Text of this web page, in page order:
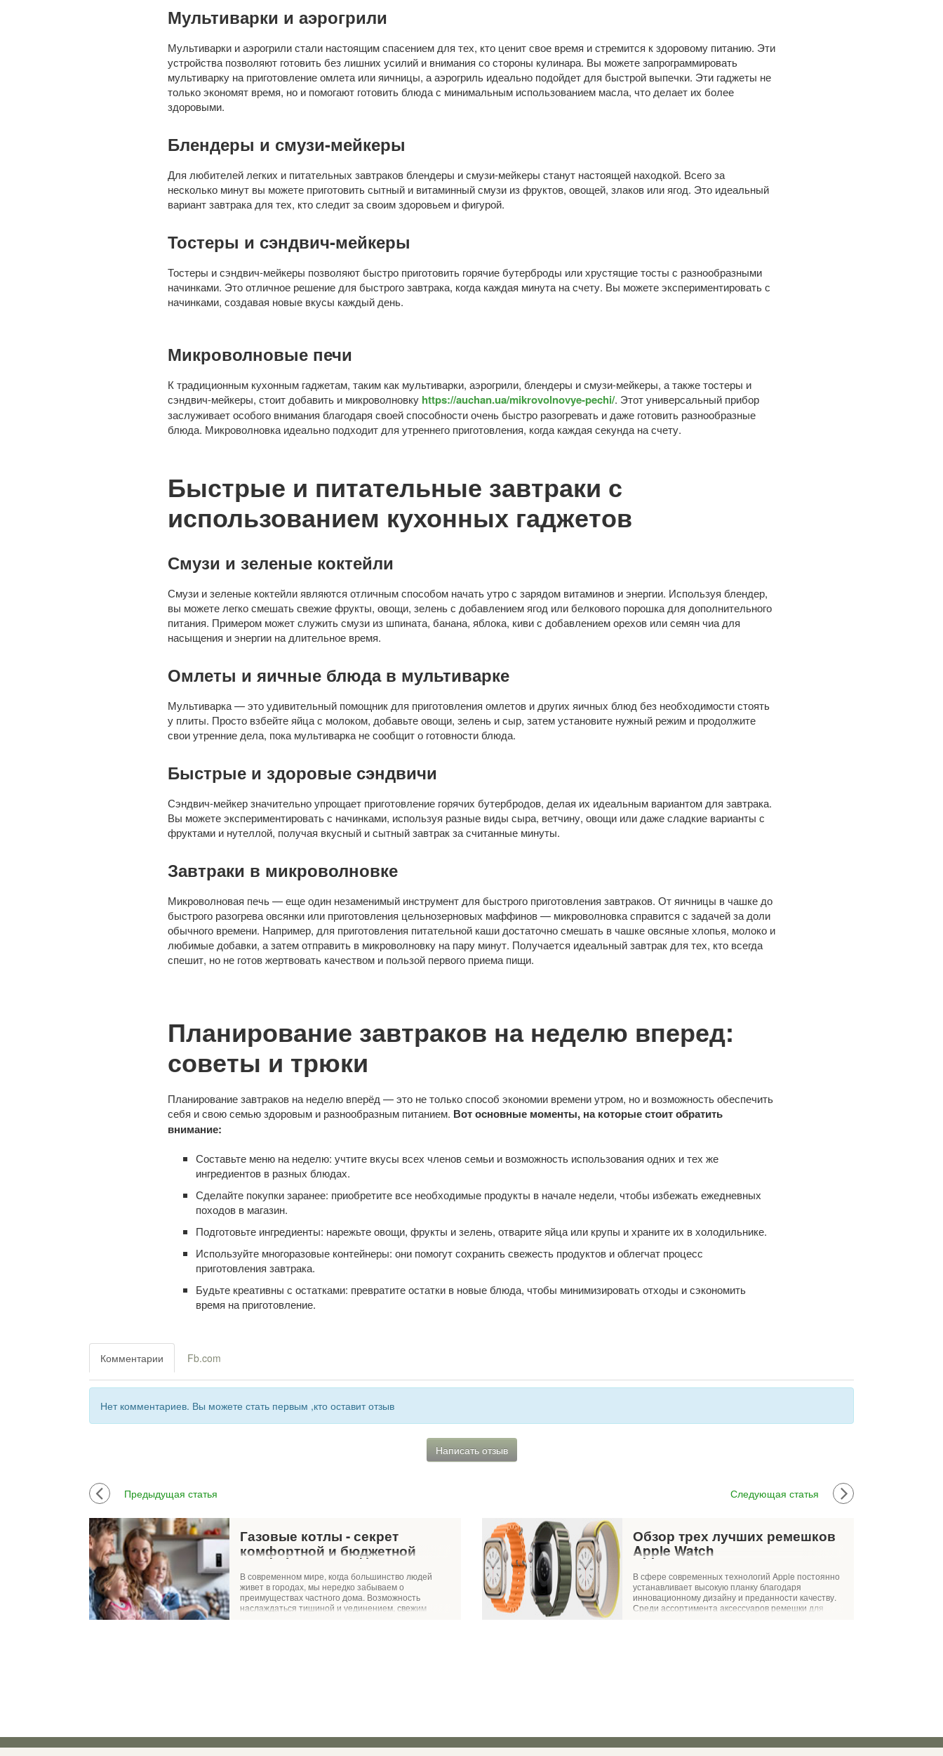
Мультиварки и аэрогрили
Мультиварки и аэрогрили стали настоящим спасением для тех, кто ценит свое время и стремится к здоровому питанию. Эти
устройства позволяют готовить без лишних усилий и внимания со стороны кулинара. Вы можете запрограммировать
мультиварку на приготовление омлета или яичницы, а аэрогриль идеально подойдет для быстрой выпечки. Эти гаджеты не
только экономят время, но и помогают готовить блюда с минимальным использованием масла, что делает их более
здоровыми.
Блендеры и смузи-мейкеры
Для любителей легких и питательных завтраков блендеры и смузи-мейкеры станут настоящей находкой. Всего за
несколько минут вы можете приготовить сытный и витаминный смузи из фруктов, овощей, злаков или ягод. Это идеальный
вариант завтрака для тех, кто следит за своим здоровьем и фигурой.
Тостеры и сэндвич-мейкеры
Тостеры и сэндвич-мейкеры позволяют быстро приготовить горячие бутерброды или хрустящие тосты с разнообразными
начинками. Это отличное решение для быстрого завтрака, когда каждая минута на счету. Вы можете экспериментировать с
начинками, создавая новые вкусы каждый день.
Микроволновые печи
К традиционным кухонным гаджетам, таким как мультиварки, аэрогрили, блендеры и смузи-мейкеры, а также тостеры и
сэндвич-мейкеры, стоит добавить и микроволновку https://auchan.ua/mikrovolnovye-pechi/. Этот универсальный прибор
заслуживает особого внимания благодаря своей способности очень быстро разогревать и даже готовить разнообразные
блюда. Микроволновка идеально подходит для утреннего приготовления, когда каждая секунда на счету.
Быстрые и питательные завтраки с
использованием кухонных гаджетов
Смузи и зеленые коктейли
Смузи и зеленые коктейли являются отличным способом начать утро с зарядом витаминов и энергии. Используя блендер,
вы можете легко смешать свежие фрукты, овощи, зелень с добавлением ягод или белкового порошка для дополнительного
питания. Примером может служить смузи из шпината, банана, яблока, киви с добавлением орехов или семян чиа для
насыщения и энергии на длительное время.
Омлеты и яичные блюда в мультиварке
Мультиварка — это удивительный помощник для приготовления омлетов и других яичных блюд без необходимости стоять
у плиты. Просто взбейте яйца с молоком, добавьте овощи, зелень и сыр, затем установите нужный режим и продолжите
свои утренние дела, пока мультиварка не сообщит о готовности блюда.
Быстрые и здоровые сэндвичи
Сэндвич-мейкер значительно упрощает приготовление горячих бутербродов, делая их идеальным вариантом для завтрака.
Вы можете экспериментировать с начинками, используя разные виды сыра, ветчину, овощи или даже сладкие варианты с
фруктами и нутеллой, получая вкусный и сытный завтрак за считанные минуты.
Завтраки в микроволновке
Микроволновая печь — еще один незаменимый инструмент для быстрого приготовления завтраков. От яичницы в чашке до
быстрого разогрева овсянки или приготовления цельнозерновых маффинов — микроволновка справится с задачей за доли
обычного времени. Например, для приготовления питательной каши достаточно смешать в чашке овсяные хлопья, молоко и
любимые добавки, а затем отправить в микроволновку на пару минут. Получается идеальный завтрак для тех, кто всегда
спешит, но не готов жертвовать качеством и пользой первого приема пищи.
Планирование завтраков на неделю вперед:
советы и трюки
Планирование завтраков на неделю вперёд — это не только способ экономии времени утром, но и возможность обеспечить
себя и свою семью здоровым и разнообразным питанием. Вот основные моменты, на которые стоит обратить
внимание:
Составьте меню на неделю: учтите вкусы всех членов семьи и возможность использования одних и тех же
ингредиентов в разных блюдах.
Сделайте покупки заранее: приобретите все необходимые продукты в начале недели, чтобы избежать ежедневных
походов в магазин.
Подготовьте ингредиенты: нарежьте овощи, фрукты и зелень, отварите яйца или крупы и храните их в холодильнике.
Используйте многоразовые контейнеры: они помогут сохранить свежесть продуктов и облегчат процесс
приготовления завтрака.
Будьте креативны с остатками: превратите остатки в новые блюда, чтобы минимизировать отходы и сэкономить
время на приготовление.
Комментарии Fb.com
Нет комментариев. Вы можете стать первым ,кто оставит отзыв
Написать отзыв
Предыдущая статья Следующая статья
Газовые котлы - секрет
комфортной и бюджетной
автономной системы
отопления
В современном мире, когда большинство людей
живет в городах, мы нередко забываем о
преимуществах частного дома. Возможность
наслаждаться тишиной и уединением, свежим
Обзор трех лучших ремешков
Apple Watch
В сфере современных технологий Apple постоянно
устанавливает высокую планку благодаря
инновационному дизайну и преданности качеству.
Среди ассортимента аксессуаров ремешки для